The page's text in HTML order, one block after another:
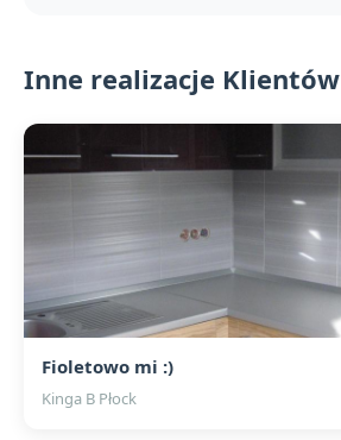
Inne realizacje Klientów
Fioletowo mi :)
Kinga B Płock